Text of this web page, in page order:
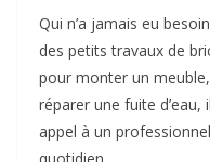
Qui n’a jamais eu
des petits travaux de
pour monter un
réparer une fuite
appel à un